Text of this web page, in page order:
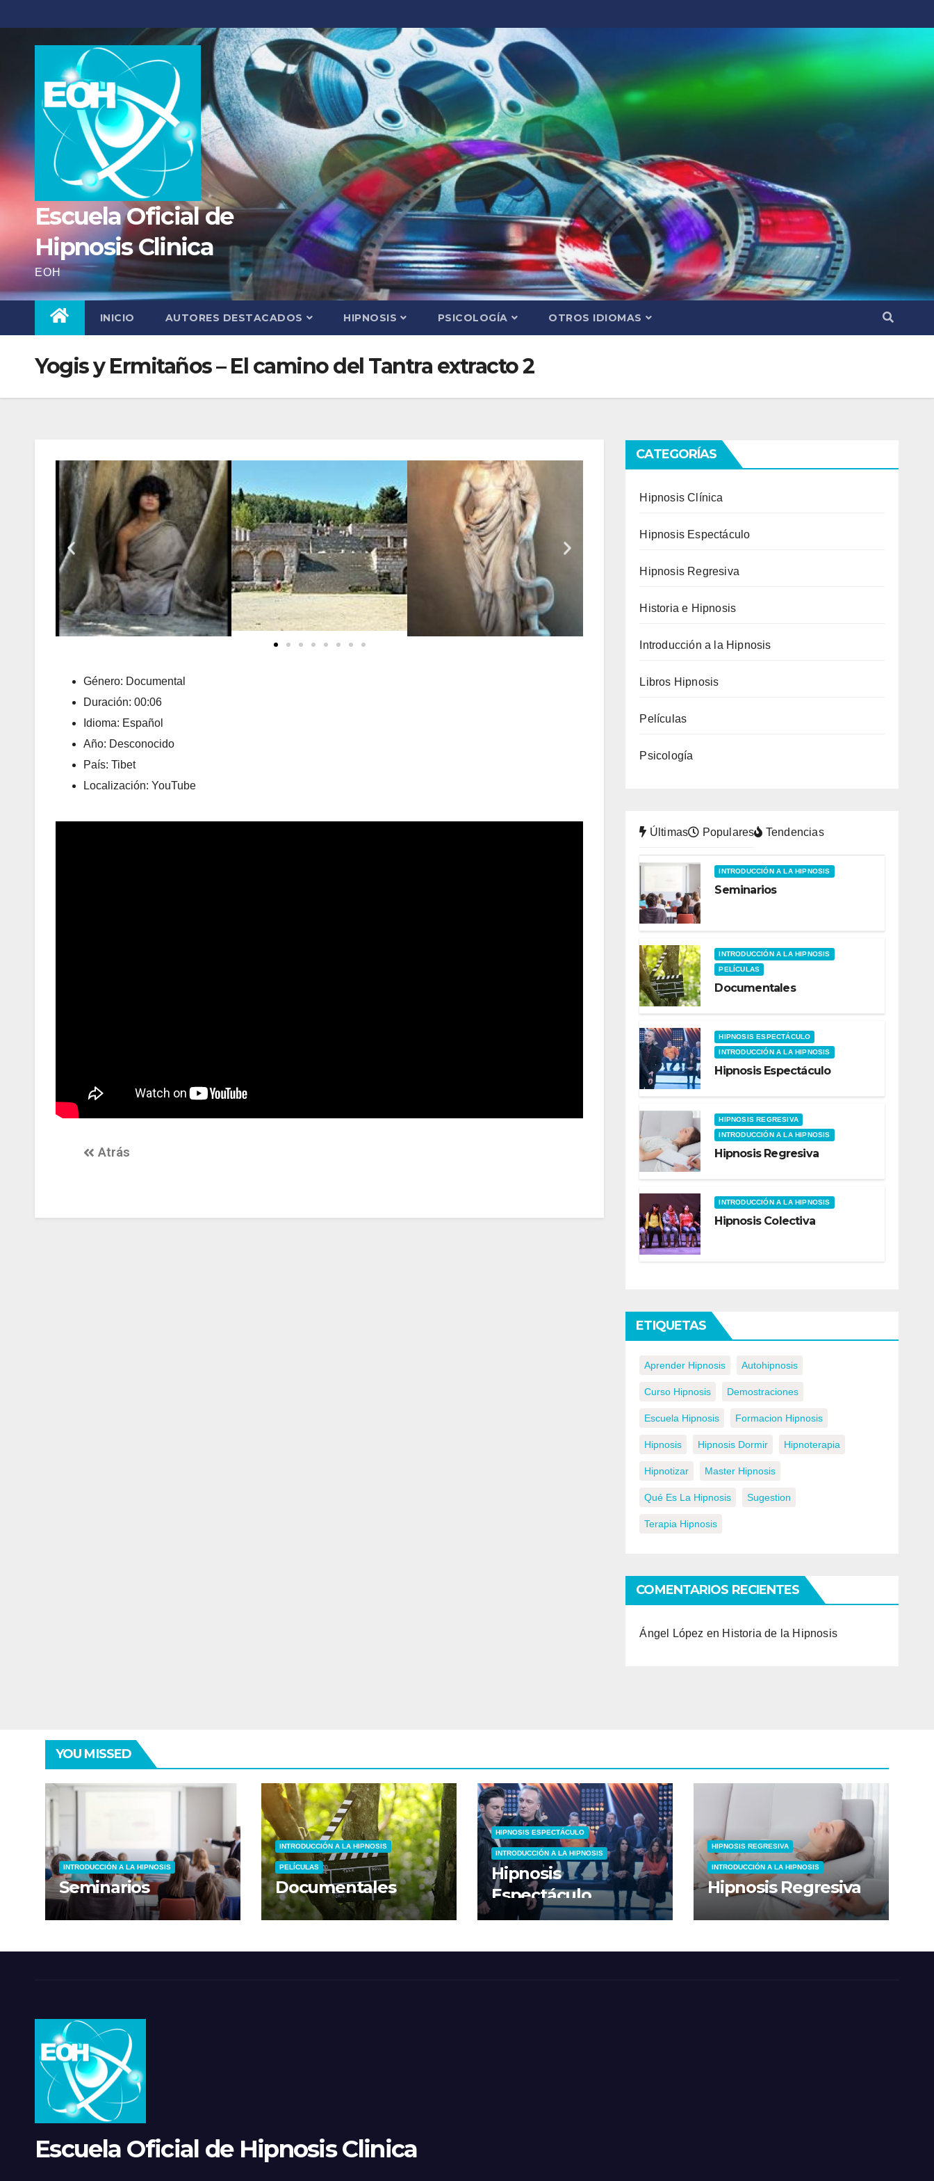
Escuela Oficial de
Hipnosis Clinica
EOH
INICIO AUTORES DESTACADOS HIPNOSIS PSICOLOGÍA OTROS IDIOMAS
Yogis y Ermitaños – El camino del Tantra extracto 2
Género: Documental
Duración: 00:06
Idioma: Español
Año: Desconocido
País: Tibet
Localización: YouTube
Atrás
CATEGORÍAS
Hipnosis Clínica
Hipnosis Espectáculo
Hipnosis Regresiva
Historia e Hipnosis
Introducción a la Hipnosis
Libros Hipnosis
Películas
Psicología
Últimas Populares Tendencias
INTRODUCCIÓN A LA HIPNOSIS
Seminarios
INTRODUCCIÓN A LA HIPNOSIS
PELÍCULAS
Documentales
HIPNOSIS ESPECTÁCULO
INTRODUCCIÓN A LA HIPNOSIS
Hipnosis Espectáculo
HIPNOSIS REGRESIVA
INTRODUCCIÓN A LA HIPNOSIS
Hipnosis Regresiva
INTRODUCCIÓN A LA HIPNOSIS
Hipnosis Colectiva
ETIQUETAS
Aprender Hipnosis Autohipnosis
Curso Hipnosis Demostraciones
Escuela Hipnosis Formacion Hipnosis
Hipnosis Hipnosis Dormir Hipnoterapia
Hipnotizar Master Hipnosis
Qué Es La Hipnosis Sugestion
Terapia Hipnosis
COMENTARIOS RECIENTES
Ángel López en Historia de la Hipnosis
YOU MISSED
INTRODUCCIÓN A LA HIPNOSIS
Seminarios
INTRODUCCIÓN A LA HIPNOSIS
PELÍCULAS
Documentales
HIPNOSIS ESPECTÁCULO
INTRODUCCIÓN A LA HIPNOSIS
Hipnosis
Espectáculo
HIPNOSIS REGRESIVA
INTRODUCCIÓN A LA HIPNOSIS
Hipnosis Regresiva
Escuela Oficial de Hipnosis Clinica